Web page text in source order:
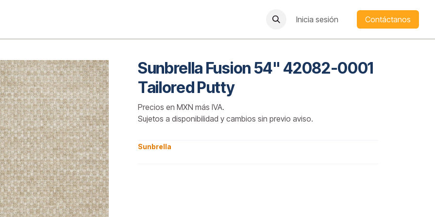
Inicia sesión Contáctanos
Sunbrella Fusion 54" 42082-0001
Tailored Putty
Precios en MXN más IVA.
Sujetos a disponibilidad y cambios sin previo aviso.
Sunbrella